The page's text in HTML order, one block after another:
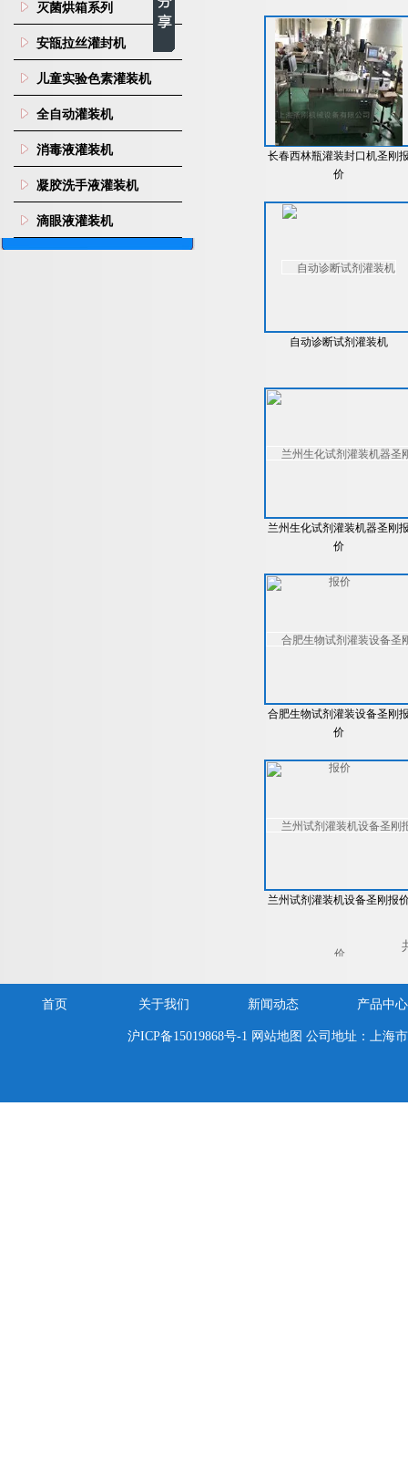
灭菌烘箱系列
安瓿拉丝灌封机
儿童实验色素灌装机
全自动灌装机
消毒液灌装机
凝胶洗手液灌装机
滴眼液灌装机
长春西林瓶灌装封口机圣刚
价
自动诊断试剂灌装机
兰州生化试剂灌装机器圣刚
价
合肥生物试剂灌装设备圣刚
价
兰州试剂灌装机设备圣刚报
首页 关于我们 新闻动态 产品中心
沪ICP备15019868号-1 网站地图 公司地址：上海